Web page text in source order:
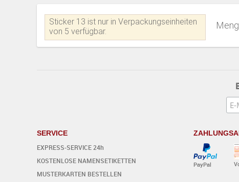
Sticker 13 ist nur in Verpackungseinheiten
von 5 verfügbar.
SERVICE
EXPRESS-SERVICE 24h
KOSTENLOSE NAMENSETIKETTEN
MUSTERKARTEN BESTELLEN
PayPal